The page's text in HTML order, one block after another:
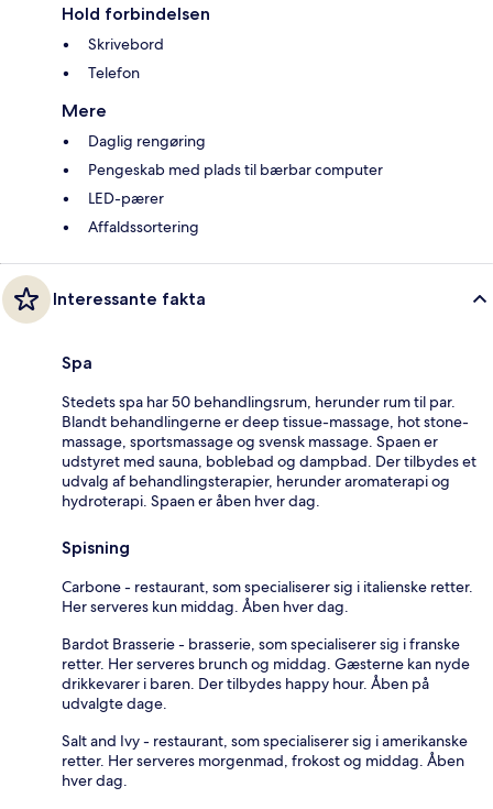
Hold forbindelsen
Skrivebord
Telefon
Mere
Daglig rengøring
Pengeskab med plads til bærbar computer
LED-pærer
Affaldssortering
Interessante fakta
Spa
Stedets spa har 50 behandlingsrum, herunder rum til par.
Blandt behandlingerne er deep tissue-massage, hot stone-
massage, sportsmassage og svensk massage. Spaen er
udstyret med sauna, boblebad og dampbad. Der tilbydes et
udvalg af behandlingsterapier, herunder aromaterapi og
hydroterapi. Spaen er åben hver dag.
Spisning
Carbone - restaurant, som specialiserer sig i italienske retter.
Her serveres kun middag. Åben hver dag.
Bardot Brasserie - brasserie, som specialiserer sig i franske
retter. Her serveres brunch og middag. Gæsterne kan nyde
drikkevarer i baren. Der tilbydes happy hour. Åben på
udvalgte dage.
Salt and Ivy - restaurant, som specialiserer sig i amerikanske
retter. Her serveres morgenmad, frokost og middag. Åben
hver dag.